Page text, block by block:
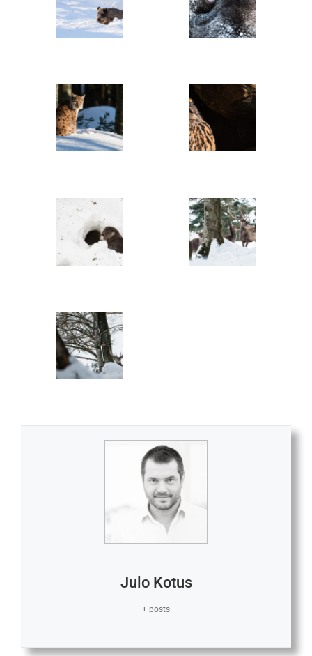
Julo Kotus
+ posts